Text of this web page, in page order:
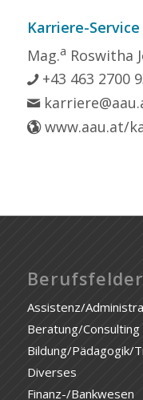
Karriere-Service
Mag.a Roswitha
+43 463 2700
www.aau.at/
Berufsfelder
Assistenz/
Beratung/Consulting
Bildung/Pädagogik/
Diverses
Finanz-/Bankwesen